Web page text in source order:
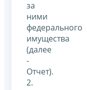
за
ними
федерального
имущества
(далее
-
Отчет).
2.